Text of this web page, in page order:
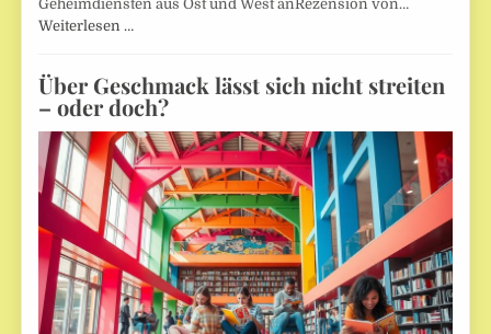
Geheimdiensten aus Ost und West anRezension von…
Weiterlesen …
Über Geschmack lässt sich nicht streiten
– oder doch?